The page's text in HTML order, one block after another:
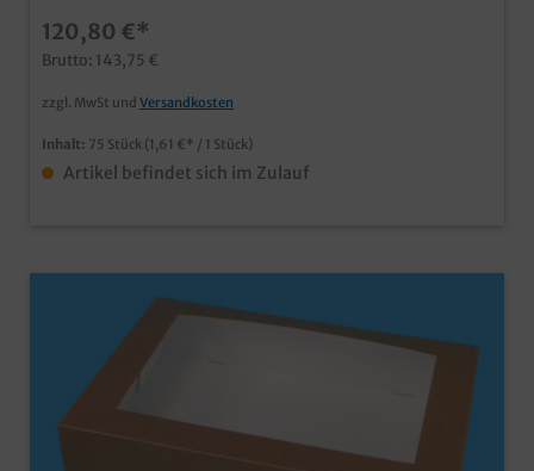
120,80 €*
Brutto: 143,75 €
zzgl. MwSt und Versandkosten
Inhalt: 75 Stück (1,61 €* / 1 Stück)
Artikel befindet sich im Zulauf